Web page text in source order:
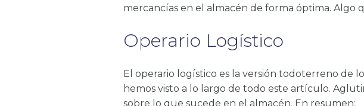
mercancías en el almacén de forma óptima.
Operario Logístico
El operario logístico es la versión todoterreno de
hemos visto a lo largo de todo este artículo.
sobre lo que sucede en el almacén. En resumen: